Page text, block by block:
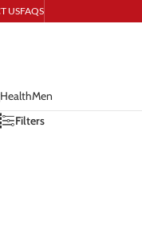
USFAQS
HealthMen
Filters